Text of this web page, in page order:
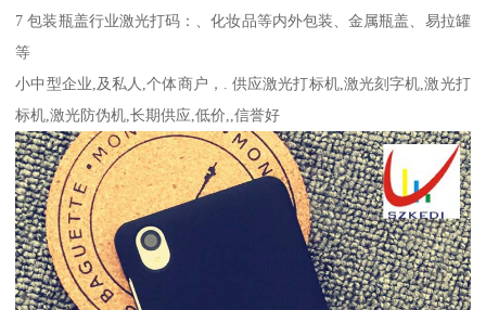
7 包装瓶盖行业激光打码：、化妆品等内外包装、金属瓶盖、易拉罐
等
小中型企业,及私人,个体商户，. 供应激光打标机,激光刻字机,激光打
标机,激光防伪机,长期供应,低价,,信誉好